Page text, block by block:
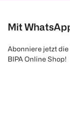
Mit
Abonniere jetzt die
BIPA Online Shop!